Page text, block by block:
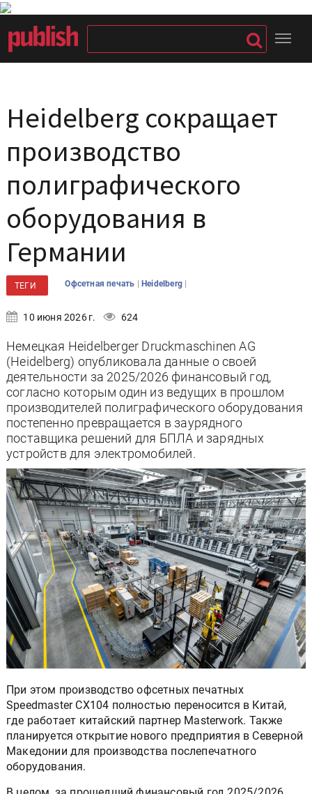
Heidelberg сокращает
производство
полиграфического
оборудования в
Германии
ТЕГИ Офсетная печать | Heidelberg |
10 июня 2026 г. 624
Немецкая Heidelberger Druckmaschinen AG
(Heidelberg) опубликовала данные о своей
деятельности за 2025/2026 финансовый год,
согласно которым один из ведущих в прошлом
производителей полиграфического оборудования
постепенно превращается в заурядного
поставщика решений для БПЛА и зарядных
устройств для электромобилей.
При этом производство офсетных печатных
Speedmaster CX104 полностью переносится в Китай,
где работает китайский партнер Masterwork. Также
планируется открытие нового предприятия в Северной
Македонии для производства послепечатного
оборудования.